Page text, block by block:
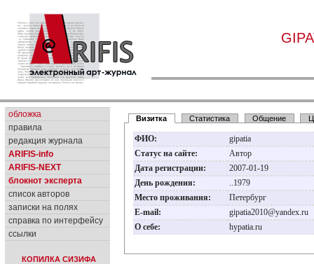
обложка
правила
редакция журнала
ARIFIS-info
ARIFIS-NEXT
блокнот эксперта
список авторов
записки на полях
справка по интерфейсу
ссылки
КОПИЛКА СИЗИФА
Визитка Статистика Общение
ФИО:
gipatia
Статус на сайте:
Автор
Дата регистрации:
2007-01-19
День рождения:
..1979
Место проживания:
Петербург
E-mail:
gipatia2010@yandex.ru
О себе:
hypatia.ru